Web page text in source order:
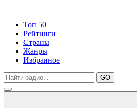
Топ 50
Рейтинги
Страны
Жанры
Избранное
GO